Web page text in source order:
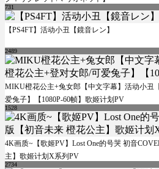
731
【PS4FT】活动小丑【鏡音レン】
2489
MIKU橙花公主+兔女郎【中文字幕】活动小丑
爱兔子】【1080P-60帧】歌姬计划PV
1528
4K画质~【歌姬PV】Lost One的号哭 初音
主】歌姬计划X系列PV
2734